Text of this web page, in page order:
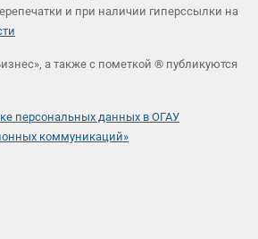
и при наличии гиперссылки на
а также с пометкой ® публикуются
персональных данных в ОГАУ
коммуникаций»